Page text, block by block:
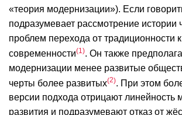
«теория модернизации»). Если
подразумевает рассмотрение истории
проблем перехода от традиционности к
современности 1
. Он также
модернизации менее развитые
черты более развитых 2
. При этом
версии подхода отрицают линейность
развития и подразумевают отказ от